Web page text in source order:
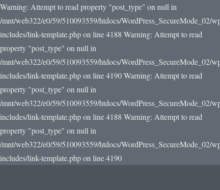
Warning: Attempt to read property "post_type" on null in
/mnt/web322/e0/59/510093559/htdocs/WordPress_SecureMode_02/
includes/link-template.php on line 4188 Warning: Attempt to read
property "post_type" on null in
/mnt/web322/e0/59/510093559/htdocs/WordPress_SecureMode_02/
includes/link-template.php on line 4190Warning: Attempt to read
property "post_type" on null in
/mnt/web322/e0/59/510093559/htdocs/WordPress_SecureMode_02/
includes/link-template.php on line 4188 Warning: Attempt to read
property "post_type" on null in
/mnt/web322/e0/59/510093559/htdocs/WordPress_SecureMode_02/
includes/link-template.php on line 4190